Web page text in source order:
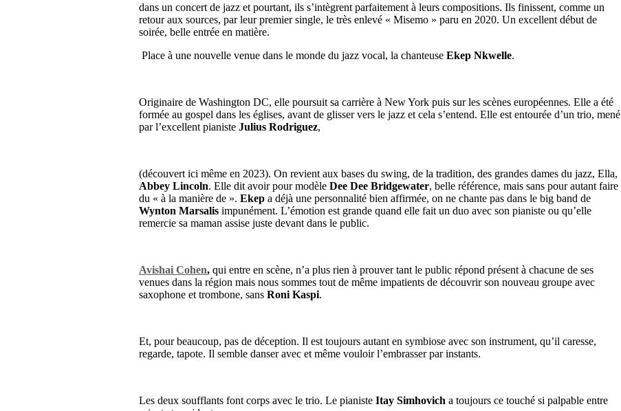
dans un concert de jazz et pourtant, ils s’intègrent parfaitement à leurs compositions. Ils finissent, comme un
retour aux sources, par leur premier single, le très enlevé « Misemo » paru en 2020. Un excellent début de
soirée, belle entrée en matière.
Place à une nouvelle venue dans le monde du jazz vocal, la chanteuse Ekep Nkwelle.
Originaire de Washington DC, elle poursuit sa carrière à New York puis sur les scènes européennes. Elle a été
formée au gospel dans les églises, avant de glisser vers le jazz et cela s’entend. Elle est entourée d’un trio, mené
par l’excellent pianiste Julius Rodriguez,
(découvert ici même en 2023). On revient aux bases du swing, de la tradition, des grandes dames du jazz, Ella,
Abbey Lincoln. Elle dit avoir pour modèle Dee Dee Bridgewater, belle référence, mais sans pour autant faire
du « à la manière de ». Ekep a déjà une personnalité bien affirmée, on ne chante pas dans le big band de
Wynton Marsalis impunément. L’émotion est grande quand elle fait un duo avec son pianiste ou qu’elle
remercie sa maman assise juste devant dans le public.
Avishai Cohen, qui entre en scène, n’a plus rien à prouver tant le public répond présent à chacune de ses
venues dans la région mais nous sommes tout de même impatients de découvrir son nouveau groupe avec
saxophone et trombone, sans Roni Kaspi.
Et, pour beaucoup, pas de déception. Il est toujours autant en symbiose avec son instrument, qu’il caresse,
regarde, tapote. Il semble danser avec et même vouloir l’embrasser par instants.
Les deux soufflants font corps avec le trio. Le pianiste Itay Simhovich a toujours ce touché si palpable entre